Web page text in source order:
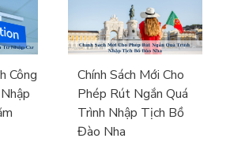
Công
Chính Sách Mới Cho
Phép Rút Ngắn Quá
Trình Nhập Tịch Bồ
Đào Nha